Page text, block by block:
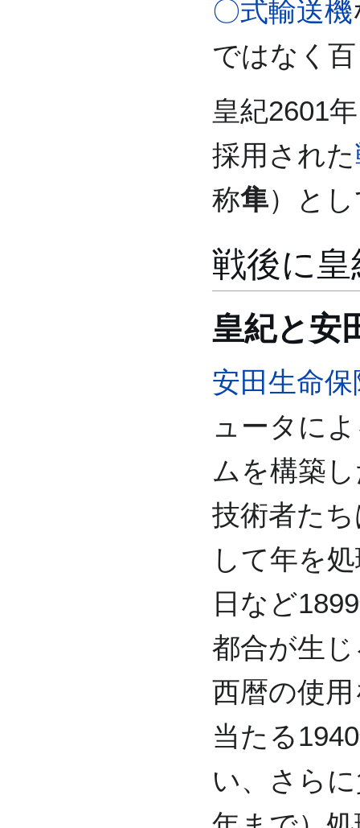
〇式輸送機
ではなく
皇紀2601
採用された
称隼）と
戦後に
皇紀と安
安田生命保
ュータに
ムを構築
技術者た
して年を
日など
都合が生
西暦の使
当たる
い、さら